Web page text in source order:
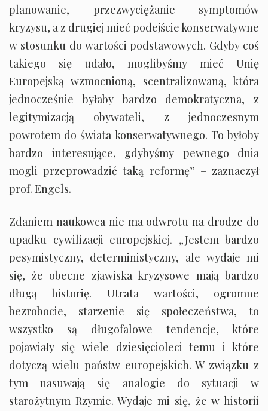
planowanie, przezwyciężanie symptomów
kryzysu, a z drugiej mieć podejście konserwatywne
w stosunku do wartości podstawowych. Gdyby coś
takiego się udało, moglibyśmy mieć Unię
Europejską wzmocnioną, scentralizowaną, która
jednocześnie byłaby bardzo demokratyczna, z
legitymizacją obywateli, z jednoczesnym
powrotem do świata konserwatywnego. To byłoby
bardzo interesujące, gdybyśmy pewnego dnia
mogli przeprowadzić taką reformę” – zaznaczył
prof. Engels.
Zdaniem naukowca nie ma odwrotu na drodze do
upadku cywilizacji europejskiej. „Jestem bardzo
pesymistyczny, deterministyczny, ale wydaje mi
się, że obecne zjawiska kryzysowe mają bardzo
długą historię. Utrata wartości, ogromne
bezrobocie, starzenie się społeczeństwa, to
wszystko są długofalowe tendencje, które
pojawiały się wiele dziesięcioleci temu i które
dotyczą wielu państw europejskich. W związku z
tym nasuwają się analogie do sytuacji w
starożytnym Rzymie. Wydaje mi się, że w historii